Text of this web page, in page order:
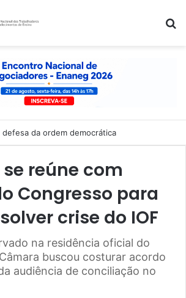
defesa da ordem democrática
reúne com
Congresso para
crise do IOF
na residência oficial do
buscou costurar acordo
audiência de conciliação no